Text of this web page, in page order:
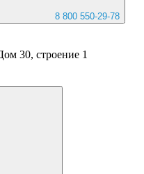
8 800 550-29-78
30, строение 1